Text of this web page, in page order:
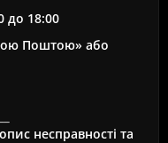
до 18:00
Поштою» або
несправності та